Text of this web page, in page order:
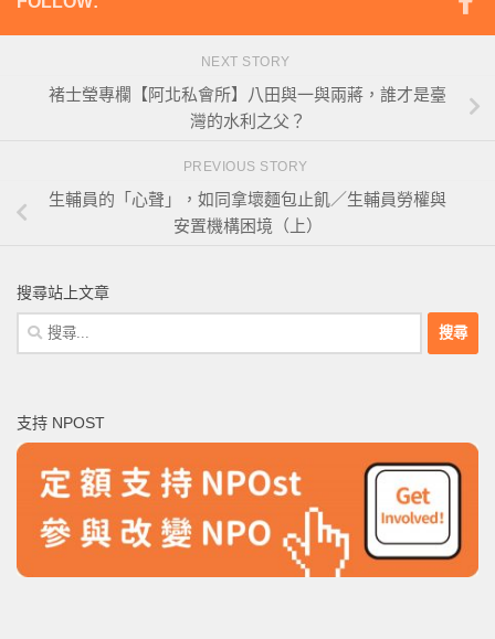
NEXT STORY
褚士瑩專欄【阿北私會所】八田與一與兩蔣，誰才是臺
灣的水利之父？
PREVIOUS STORY
生輔員的「心聲」，如同拿壞麵包止飢／生輔員勞權與
安置機構困境（上）
搜尋站上文章
搜
尋
字:
支持 NPOST